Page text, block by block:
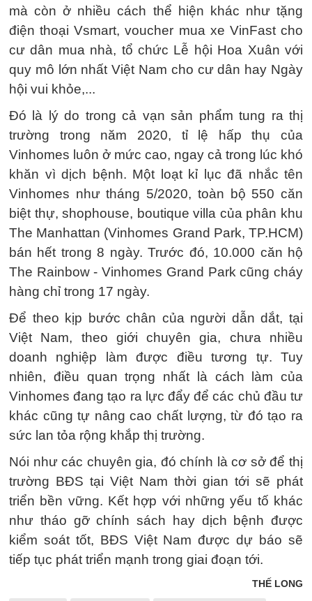
mà còn ở nhiều cách thể hiện khác như tặng
điện thoại Vsmart, voucher mua xe VinFast cho
cư dân mua nhà, tổ chức Lễ hội Hoa Xuân với
quy mô lớn nhất Việt Nam cho cư dân hay Ngày
hội vui khỏe,...
Đó là lý do trong cả vạn sản phẩm tung ra thị
trường trong năm 2020, tỉ lệ hấp thụ của
Vinhomes luôn ở mức cao, ngay cả trong lúc khó
khăn vì dịch bệnh. Một loạt kỉ lục đã nhắc tên
Vinhomes như tháng 5/2020, toàn bộ 550 căn
biệt thự, shophouse, boutique villa của phân khu
The Manhattan (Vinhomes Grand Park, TP.HCM)
bán hết trong 8 ngày. Trước đó, 10.000 căn hộ
The Rainbow - Vinhomes Grand Park cũng cháy
hàng chỉ trong 17 ngày.
Để theo kịp bước chân của người dẫn dắt, tại
Việt Nam, theo giới chuyên gia, chưa nhiều
doanh nghiệp làm được điều tương tự. Tuy
nhiên, điều quan trọng nhất là cách làm của
Vinhomes đang tạo ra lực đẩy để các chủ đầu tư
khác cũng tự nâng cao chất lượng, từ đó tạo ra
sức lan tỏa rộng khắp thị trường.
Nói như các chuyên gia, đó chính là cơ sở để thị
trường BĐS tại Việt Nam thời gian tới sẽ phát
triển bền vững. Kết hợp với những yếu tố khác
như tháo gỡ chính sách hay dịch bệnh được
kiểm soát tốt, BĐS Việt Nam được dự báo sẽ
tiếp tục phát triển mạnh trong giai đoạn tới.
THẾ LONG